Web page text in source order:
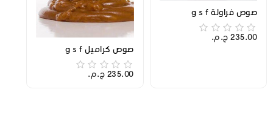
صوص فراولة g s f
235.00 ج.م.‏
صوص كراميل g s f
235.00 ج.م.‏